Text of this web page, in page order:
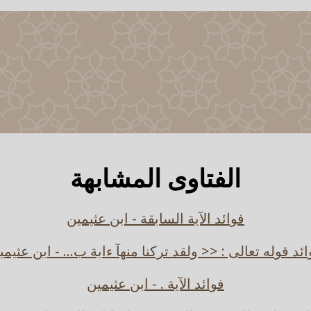
الفتاوى المشابهة
فوائد الآية السابقة - ابن عثيمين
قوله تعالى : << ولقد تركنا منهآ ءاية ب... - ابن
فوائد الآية . - ابن عثيمين